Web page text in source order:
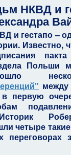
НКВД и
и гестапо –
Известно,
Польши
между
первую
четыре
переговорах